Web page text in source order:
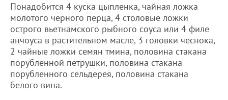
Понадобится 4 куска цыпленка, чайная ложка
молотого черного перца, 4 столовые ложки
острого вьетнамского рыбного соуса или 4 филе
анчоуса в растительном масле, 3 головки чеснока,
2 чайные ложки семян тмина, половина стакана
порубленной петрушки, половина стакана
порубленного сельдерея, половина стакана
белого вина.